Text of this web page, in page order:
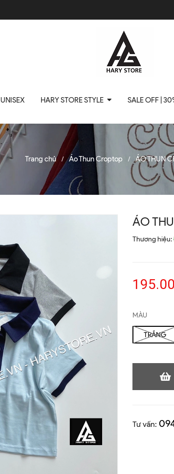
UNISEX HARY STORE STYLE SALE OFF |
Trang chủ / Áo Thun Croptop / ÁO THUN
ÁO
Thương hiệu:
MÀU
TRẮNG
Tư vấn: